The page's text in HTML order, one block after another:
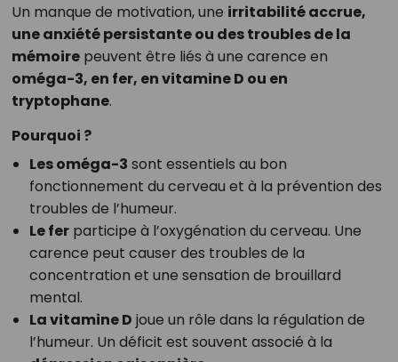
Un manque de motivation, une irritabilité accrue,
une anxiété persistante ou des troubles de la
mémoirepeuvent être liés à une carence en
oméga-3, en fer, en vitamine D ou en
tryptophane.
Pourquoi ?
Les oméga-3 sont essentiels au bon
fonctionnement du cerveau et à la prévention des
troubles de l’humeur.
Le ferparticipe à l’oxygénation du cerveau. Une
carence peut causer des troubles de la
concentration et une sensation de brouillard
mental.
La vitamine D joue un rôle dans la régulation de
l’humeur. Un déficit est souvent associé à la